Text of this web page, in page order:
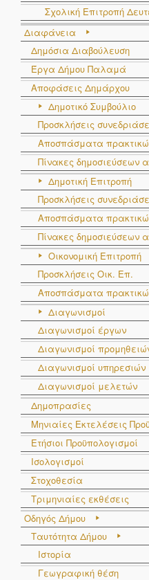
Σχολική Επιτροπή
Διαφάνεια
Δημόσια Διαβούλευση
Έργα Δήμου Παλαμά
Αποφάσεις Δημάρχου
Δημοτικό Συμβούλιο
Προσκλήσεις
Αποσπάσματα
Πίνακες δημοσιεύσεων
Δημοτική Επιτροπή
Προσκλήσεις
Αποσπάσματα
Πίνακες
Οικονομική Επιτροπή
Προσκλήσεις Οικ. Επ.
Αποσπάσματα
Διαγωνισμοί
Διαγωνισμοί έργων
Διαγωνισμοί
Διαγωνισμοί υπηρεσιών
Διαγωνισμοί μελετών
Δημοπρασίες
Μηνιαίες Εκτελέσεις
Ετήσιοι Προϋπολογισμοί
Ισολογισμοί
Στοχοθεσία
Τριμηνιαίες εκθέσεις
Οδηγός Δήμου
Ταυτότητα Δήμου
Ιστορία
Γεωγραφική θέση